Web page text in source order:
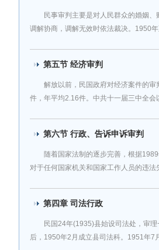
民事审判主要是对人民群众的婚姻
调解协商，调解无效时依法裁决。1950
第五节 经济审判
解放以前，民国政府对经济案件的
件，年平均2.16件。中共十一届三中全会
第六节 行政、告诉申诉审判
随着国家法制的逐步完善，根据
对于任何国家机关和国家工作人员的违法
第四章 司法行政
民国24年(1935)县始设司法处，审
后，1950年2月成立县司法科。1951年7